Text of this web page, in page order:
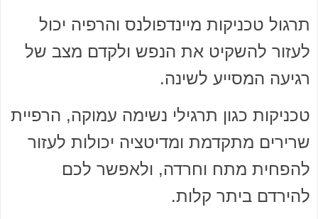
תרגול טכניקות מיינדפולנס והרפיה יכול
לעזור להשקיט את הנפש ולקדם מצב של
רגיעה המסייע לשינה.
טכניקות כגון תרגילי נשימה עמוקה, הרפיית
שרירים מתקדמת ומדיטציה יכולות לעזור
להפחית מתח וחרדה, ולאפשר לכם
להירדם ביתר קלות.